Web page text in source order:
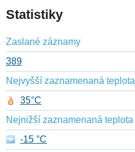
Statistiky
Zaslané záznamy
389
Nejvyšší zaznamenaná teplota
35°C
Nejnižší zaznamenaná teplota
-15 °C